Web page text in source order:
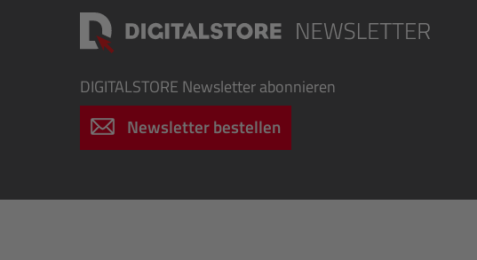
DIGITALSTORE Newsletter abonnieren
Newsletter bestellen